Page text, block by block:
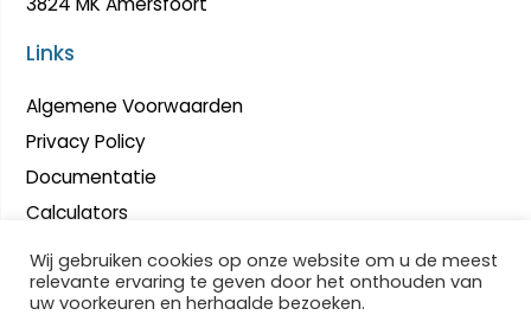
Links
Algemene Voorwaarden
Privacy Policy
Documentatie
Calculators
Wij gebruiken cookies op onze website om u de meest
relevante ervaring te geven door het onthouden van
uw voorkeuren en herhaalde bezoeken.